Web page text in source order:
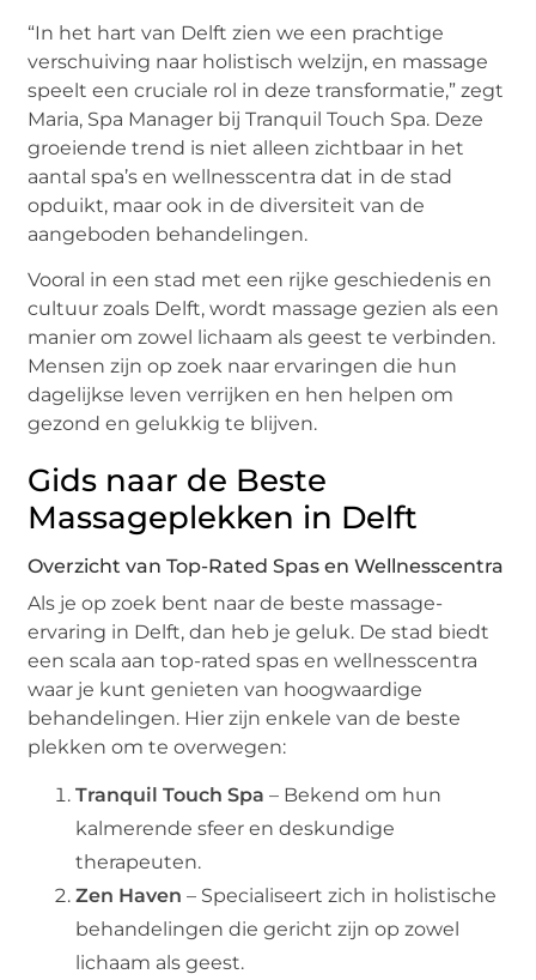
“In het hart van Delft zien we een prachtige
verschuiving naar holistisch welzijn, en massage
speelt een cruciale rol in deze transformatie,” zegt
Maria, Spa Manager bij Tranquil Touch Spa. Deze
groeiende trend is niet alleen zichtbaar in het
aantal spa’s en wellnesscentra dat in de stad
opduikt, maar ook in de diversiteit van de
aangeboden behandelingen.
Vooral in een stad met een rijke geschiedenis en
cultuur zoals Delft, wordt massage gezien als een
manier om zowel lichaam als geest te verbinden.
Mensen zijn op zoek naar ervaringen die hun
dagelijkse leven verrijken en hen helpen om
gezond en gelukkig te blijven.
Gids naar de Beste
Massageplekken in Delft
Overzicht van Top-Rated Spas en Wellnesscentra
Als je op zoek bent naar de beste massage-
ervaring in Delft, dan heb je geluk. De stad biedt
een scala aan top-rated spas en wellnesscentra
waar je kunt genieten van hoogwaardige
behandelingen. Hier zijn enkele van de beste
plekken om te overwegen:
Tranquil Touch Spa – Bekend om hun
kalmerende sfeer en deskundige
therapeuten.
Zen Haven – Specialiseert zich in holistische
behandelingen die gericht zijn op zowel
lichaam als geest.